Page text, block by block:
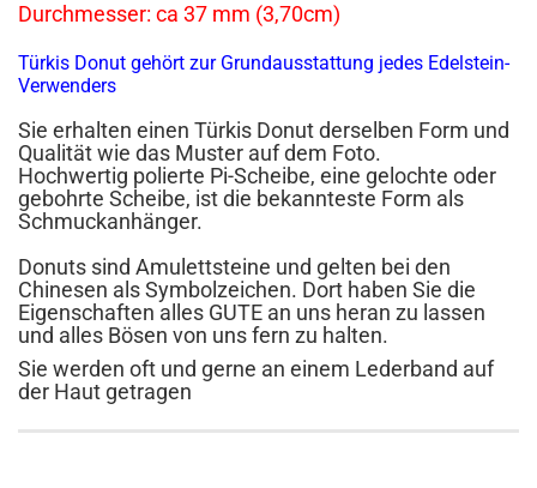
Durchmesser: ca 37 mm (3,70cm)
Türkis Donut gehört zur Grundausstattung jedes Edelstein-
Verwenders
Sie erhalten einen Türkis Donut derselben Form und
Qualität wie das Muster auf dem Foto.
Hochwertig polierte Pi-Scheibe, eine gelochte oder
gebohrte Scheibe, ist die bekannteste Form als
Schmuckanhänger.
Donuts sind Amulettsteine und gelten bei den
Chinesen als Symbolzeichen. Dort haben Sie die
Eigenschaften alles GUTE an uns heran zu lassen
und alles Bösen von uns fern zu halten.
Sie werden oft und gerne an einem Lederband auf
der Haut getragen